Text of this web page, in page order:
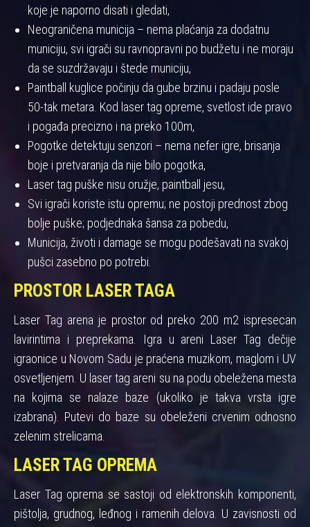
koje je naporno disati i gledati,
Neograničena municija – nema plaćanja za dodatnu
municiju, svi igrači su ravnopravni po budžetu i ne moraju
da se suzdržavaju i štede municiju,
Paintball kuglice počinju da gube brzinu i padaju posle
50-tak metara. Kod laser tag opreme, svetlost ide pravo
i pogađa precizno i na preko 100m,
Pogotke detektuju senzori – nema nefer igre, brisanja
boje i pretvaranja da nije bilo pogotka,
Laser tag puške nisu oružje, paintball jesu,
Svi igrači koriste istu opremu; ne postoji prednost zbog
bolje puške; podjednaka šansa za pobedu,
Municija, životi i damage se mogu podešavati na svakoj
pušci zasebno po potrebi.
PROSTOR LASER TAGA
Laser Tag arena je prostor od preko 200 m2 ispresecan
lavirintima i preprekama. Igra u areni Laser Tag dečije
igraonice u Novom Sadu je praćena muzikom, maglom i UV
osvetljenjem. U laser tag areni su na podu obeležena mesta
na kojima se nalaze baze (ukoliko je takva vrsta igre
izabrana). Putevi do baze su obeleženi crvenim odnosno
zelenim strelicama.
LASER TAG OPREMA
Laser Tag oprema se sastoji od elektronskih komponenti,
pištolja, grudnog, leđnog i ramenih delova. U zavisnosti od